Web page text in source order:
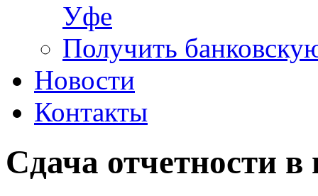
Уфе
Получить
Новости
Контакты
Сдача отчетности в